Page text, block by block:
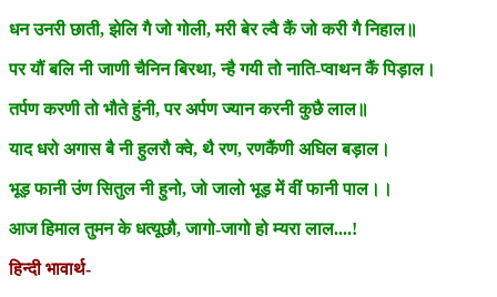
धन उनरी छाती, झेलि गै जो गोली, मरी बेर ल्वै कैं जो करी गै निहाल॥
पर यौं बलि नी जाणी चैनिन बिरथा, न्है गयी तो नाति-प्वाथन कैं पिड़ाल।
तर्पण करणी तो भौते हुंनी, पर अर्पण ज्यान करनी कुछै लाल॥
याद धरो अगास बै नी हुलरौ क्वे, थै रण, रणकैंणी अघिल बड़ाल।
भूड़ फानी उंण सितुल नी हुनो, जो जालो भूड़ में वीं फानी पाल।।
आज हिमाल तुमन के धत्यूछौ, जागो-जागो हो म्यरा लाल....!
हिन्दी भावार्थ-